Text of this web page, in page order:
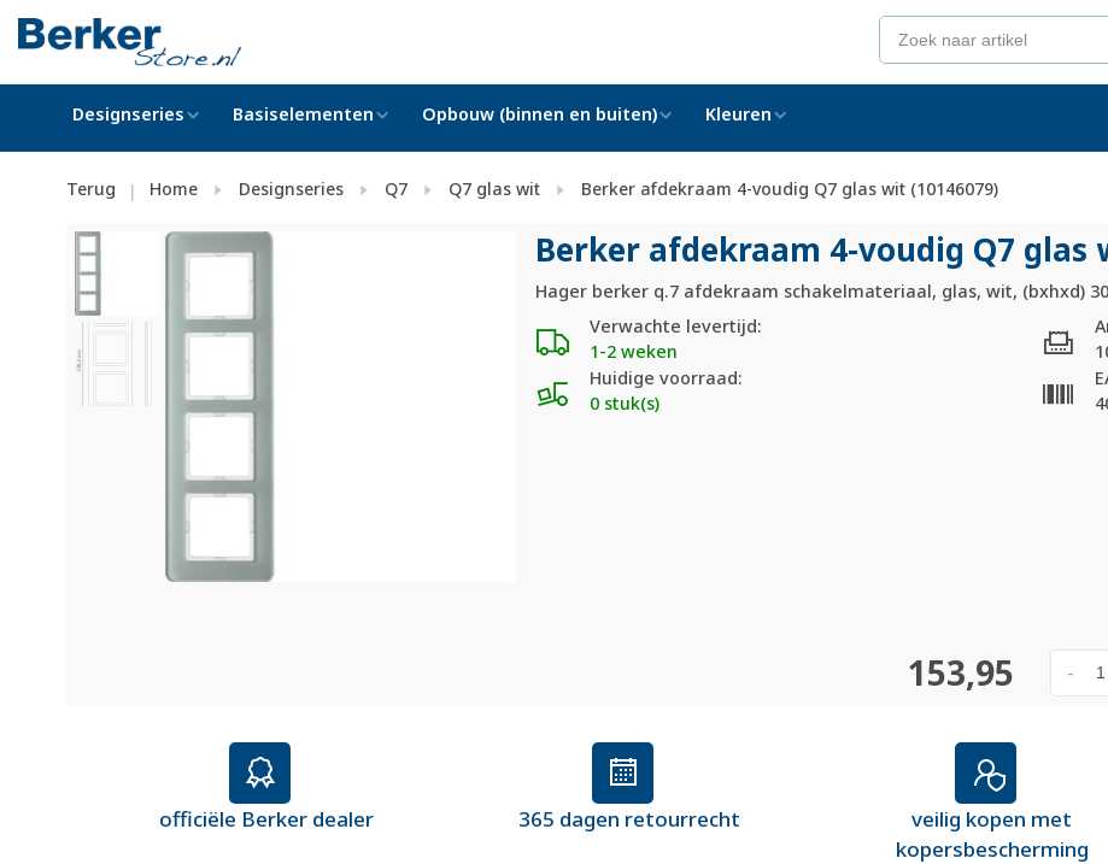
Designseries Basiselementen Opbouw (binnen en buiten) Kleuren
Terug | Home Designseries Q7 Q7 glas wit Berker afdekraam 4-voudig Q7 glas wit (10146079)
Berker afdekraam 4-voudig Q7 glas
Hager berker q.7 afdekraam schakelmateriaal, glas, wit, (bxhxd)
Verwachte levertijd:
1-2 weken
Huidige voorraad:
0 stuk(s)
153,95 -
officiële Berker dealer 365 dagen retourrecht
veilig kopen met
kopersbescherming